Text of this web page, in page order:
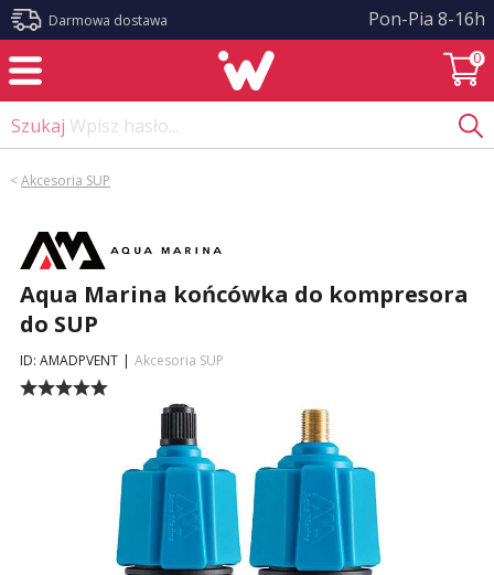
Darmowa dostawa Pon-Pia 8-16h
0
Szukaj Wpisz hasło...
<Akcesoria SUP
Aqua Marina końcówka do kompresora
do SUP
ID: AMADPVENT | Akcesoria SUP
?>